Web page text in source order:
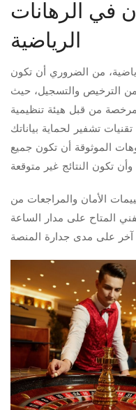
في الرهانات
الرياضية
من الضروري أن تكون
الترخيص والتسجيل، حيث
من قبل هيئة تنظيمية
تشفير لحماية بياناتك
الموثوقة أن تكون جميع
الأمان والمراجعات من
المتاح على مدار الساعة